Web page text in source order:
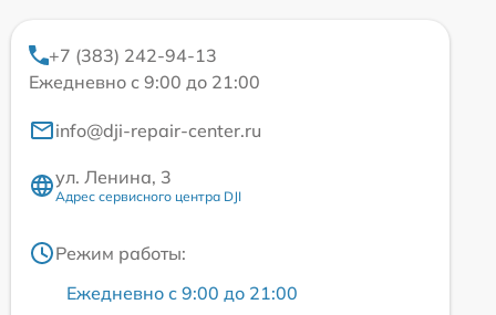
+7 (383) 242-94-13
Ежедневно с 9:00 до 21:00
info@dji-repair-center.ru
ул. Ленина, 3
Адрес сервисного центра DJI
Режим работы:
Ежедневно с 9:00 до 21:00